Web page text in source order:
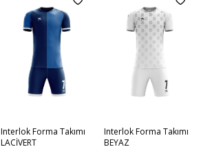
Interlok Forma Takımı
LACİVERT
Interlok Forma Takımı
BEYAZ